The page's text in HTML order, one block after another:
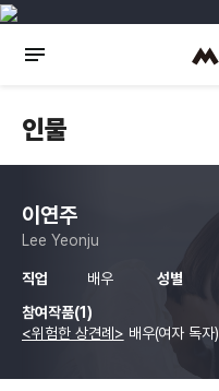
인물
이연주
Lee Yeonju
직업 배우 성별
참여작품(1)
<위험한 상견례> 배우(여자 독자)